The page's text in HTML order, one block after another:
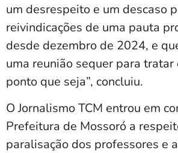
um desrespeito e um descaso
reivindicações de uma pauta
desde dezembro de 2024, e
uma reunião sequer para tratar
ponto que seja”, concluiu.
O Jornalismo TCM entrou em
Prefeitura de Mossoró a
paralisação dos professores e